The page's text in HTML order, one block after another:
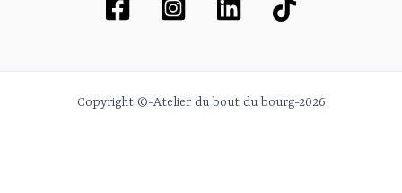
Copyright ©-Atelier du bout du bourg-2026